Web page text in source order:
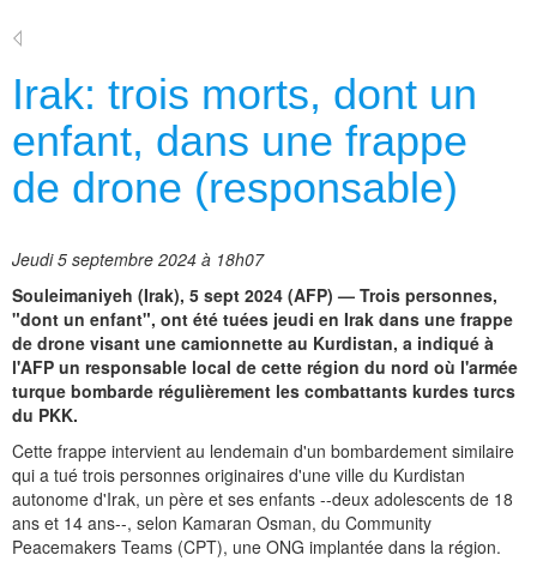
Irak: trois morts, dont un
enfant, dans une frappe
de drone (responsable)
Jeudi 5 septembre 2024 à 18h07
Souleimaniyeh (Irak), 5 sept 2024 (AFP) — Trois personnes,
"dont un enfant", ont été tuées jeudi en Irak dans une frappe
de drone visant une camionnette au Kurdistan, a indiqué à
l'AFP un responsable local de cette région du nord où l'armée
turque bombarde régulièrement les combattants kurdes turcs
du PKK.
Cette frappe intervient au lendemain d'un bombardement similaire
qui a tué trois personnes originaires d'une ville du Kurdistan
autonome d'Irak, un père et ses enfants --deux adolescents de 18
ans et 14 ans--, selon Kamaran Osman, du Community
Peacemakers Teams (CPT), une ONG implantée dans la région.